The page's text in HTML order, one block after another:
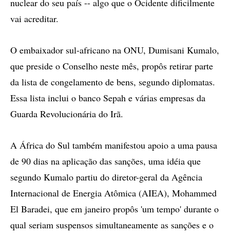
nuclear do seu país -- algo que o Ocidente dificilmente
vai acreditar.
O embaixador sul-africano na ONU, Dumisani Kumalo,
que preside o Conselho neste mês, propôs retirar parte
da lista de congelamento de bens, segundo diplomatas.
Essa lista inclui o banco Sepah e várias empresas da
Guarda Revolucionária do Irã.
A África do Sul também manifestou apoio a uma pausa
de 90 dias na aplicação das sanções, uma idéia que
segundo Kumalo partiu do diretor-geral da Agência
Internacional de Energia Atômica (AIEA), Mohammed
El Baradei, que em janeiro propôs 'um tempo' durante o
qual seriam suspensos simultaneamente as sanções e o